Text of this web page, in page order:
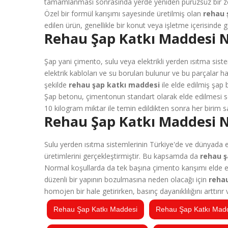
Özel bir formül karışımı sayesinde üretilmiş olan rehau
edilen ürün, genellikle bir konut veya işletme içerisinde
Rehau Şap Katkı Maddesi
Şap yani çimento, sulu veya elektrikli yerden ısıtma
elektrik kabloları ve su boruları bulunur ve bu parçalar
şekilde rehau şap katkı maddesi ile elde edilmiş şap
Şap betonu, çimentonun standart olarak elde edilmesi
10 kilogram miktar ile temin edildikten sonra her birim
Rehau Şap Katkı Maddesi
Sulu yerden ısıtma sistemlerinin Türkiye'de ve
üretimlerini gerçekleştirmiştir. Bu kapsamda da rehau
Normal koşullarda da tek başına çimento karışımı
düzenli bir yapının bozulmasına neden olacağı için
homojen bir hale getirirken, basınç dayanıklılığını
Rehau Şap Katkı Maddesi Rehau Şap Katkı